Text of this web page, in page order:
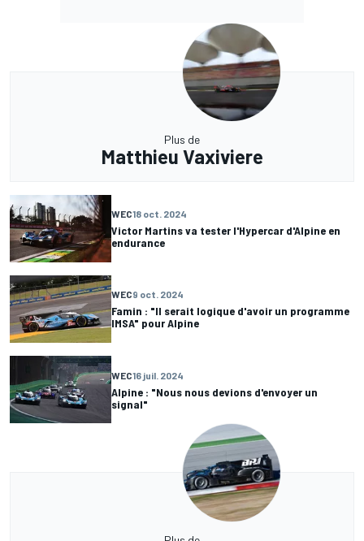
Plus de
Matthieu Vaxiviere
WEC18 oct. 2024
Victor Martins va tester l'Hypercar d'Alpine en
endurance
WEC9 oct. 2024
Famin : "Il serait logique d'avoir un programme
IMSA" pour Alpine
WEC16 juil. 2024
Alpine : "Nous nous devions d'envoyer un
signal"